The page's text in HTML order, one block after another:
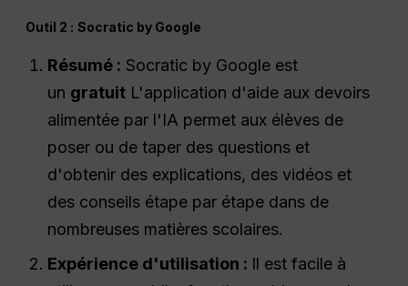
Outil 2 : Socratic by Google
Résumé : Socratic by Google est
un gratuit L'application d'aide aux devoirs
alimentée par l'IA permet aux élèves de
poser ou de taper des questions et
d'obtenir des explications, des vidéos et
des conseils étape par étape dans de
nombreuses matières scolaires.
Expérience d'utilisation : Il est facile à